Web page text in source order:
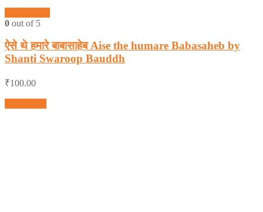
0 out of 5
ऐसे थे हमारे बाबासाहेब Aise the humare Babasaheb by
Shanti Swaroop Bauddh
₹100.00